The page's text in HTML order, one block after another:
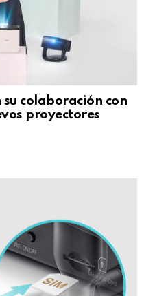
colaboración con
proyectores